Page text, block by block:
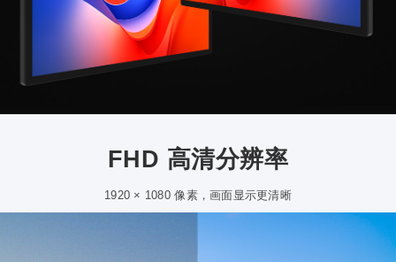
FHD 高清分辨率
1920 × 1080 像素，画面显示更清晰